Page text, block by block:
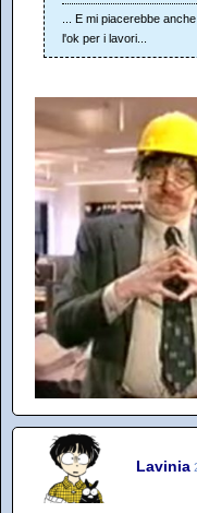
... E mi piacerebbe
l'ok per i lavori...
Lavinia